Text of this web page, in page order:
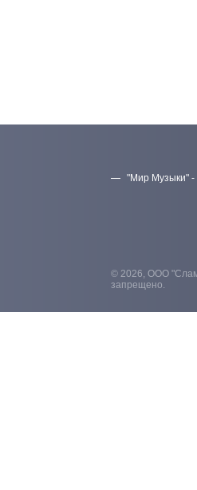
"Мир Музыки" -
© 2026, ООО
запрещено.